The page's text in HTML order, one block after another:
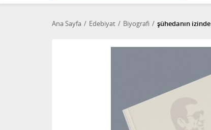
Ana Sayfa Edebiyat Biyografi şühedanın izinde